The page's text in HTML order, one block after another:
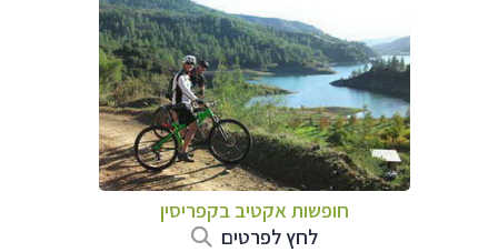
חופשות אקטיב בקפריסין
לחץ לפרטים